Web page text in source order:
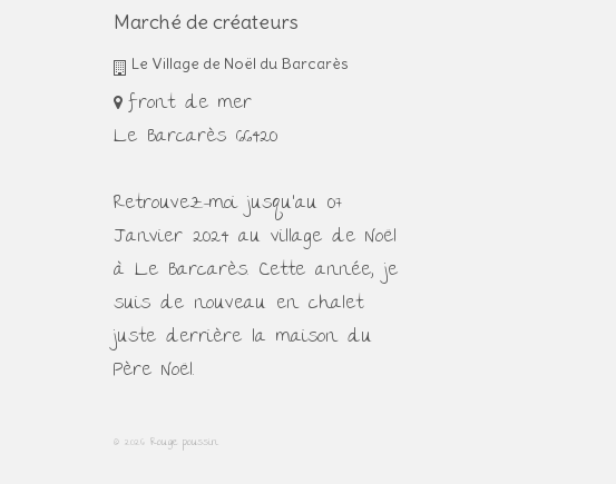
Marché de créateurs
Le Village de Noël du Barcarès
front de mer
Le Barcarès 66420
Retrouvez-moi jusqu'au 07
Janvier 2024 au village de Noël
à Le Barcarès. Cette année, je
suis de nouveau en chalet
juste derrière la maison du
Père Noël.
© 2026 Rouge poussin